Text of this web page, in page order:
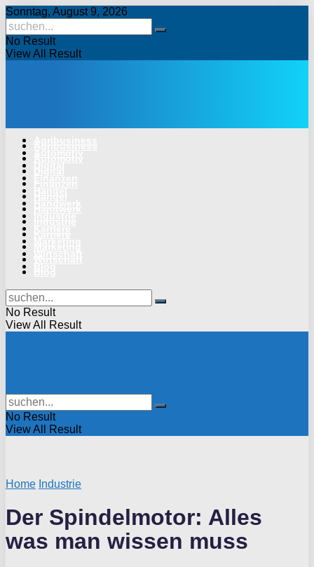
Sonntag, August 9, 2026
No Result
View All Result
No Result
View All Result
No Result
View All Result
Home Industrie
Der Spindelmotor: Alles
was man wissen muss